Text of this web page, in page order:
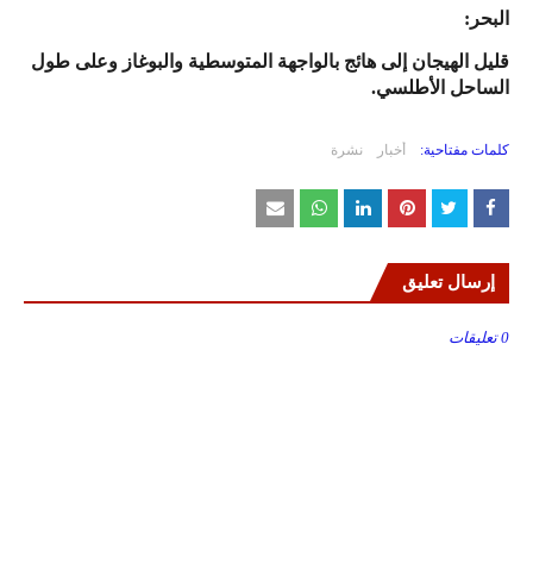
البحر:
قليل الهيجان إلى هائج بالواجهة المتوسطية والبوغاز وعلى طول
الساحل الأطلسي.
كلمات مفتاحية: أخبار نشرة
إرسال تعليق
0 تعليقات